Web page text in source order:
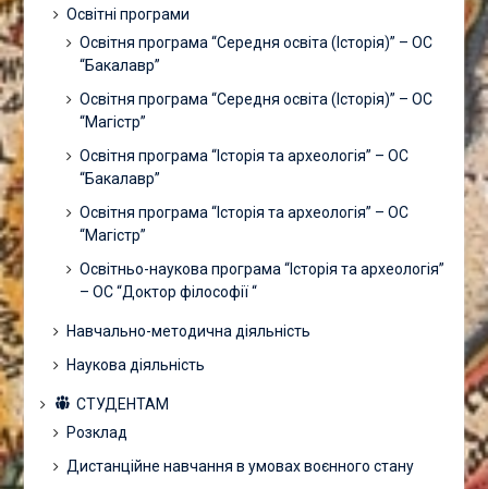
Освітні програми
Освітня програма “Середня освіта (Історія)” – ОС
“Бакалавр”
Освітня програма “Середня освіта (Історія)” – ОС
“Магістр”
Освітня програма “Історія та археологія” – ОС
“Бакалавр”
Освітня програма “Історія та археологія” – ОС
“Магістр”
Освітньо-наукова програма “Історія та археологія”
– ОС “Доктор філософії “
Навчально-методична діяльність
Наукова діяльність
СТУДЕНТАМ
Розклад
Дистанційне навчання в умовах воєнного стану